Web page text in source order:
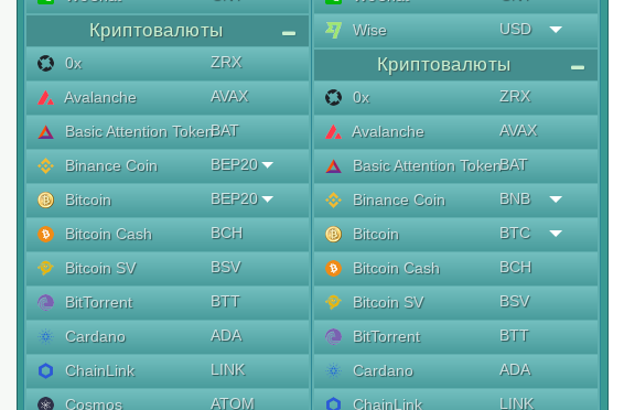
Криптовалюты
0x
ZRX
Avalanche
AVAX
Basic Attention TokenBAT
Binance Coin
BEP20
Bitcoin
BEP20
Bitcoin Cash
BCH
Bitcoin SV
BSV
BitTorrent
BTT
Cardano
ADA
ChainLink
LINK
Cosmos
ATOM
Wise
USD
Криптовалюты
0x
ZRX
Avalanche
AVAX
Basic Attention TokenBAT
Binance Coin
BNB
Bitcoin
BTC
Bitcoin Cash
BCH
Bitcoin SV
BSV
BitTorrent
BTT
Cardano
ADA
ChainLink
LINK